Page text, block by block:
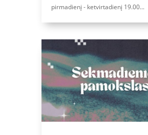
pirmadienį - ketvirtadienį 19.00...